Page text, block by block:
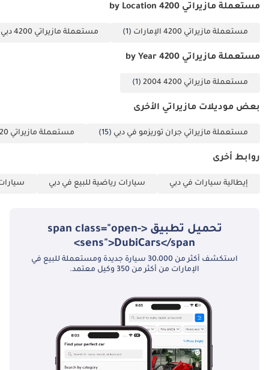
مستعملة مازيراتي 4200 by Location
مستعملة مازيراتي 4200 الإمارات (1) مستعملة مازيراتي 4200 دبي
مستعملة مازيراتي 4200 by Year
مستعملة مازيراتي 4200 2004 (1)
بعض موديلات مازيراتي الأخرى
مستعملة مازيراتي جران توريزمو في دبي (15) مستعملة مازيراتي MC20 في دبي
روابط أخرى
إيطالية سيارات في دبي سيارات رياضية للبيع في دبي
تحميل تطبيق <span class="open-
sens">DubiCars</span>
استكشف أكثر من 30،000 سيارة جديدة ومستعملة للبيع في
الإمارات من أكثر من 350 وكيل معتمد.